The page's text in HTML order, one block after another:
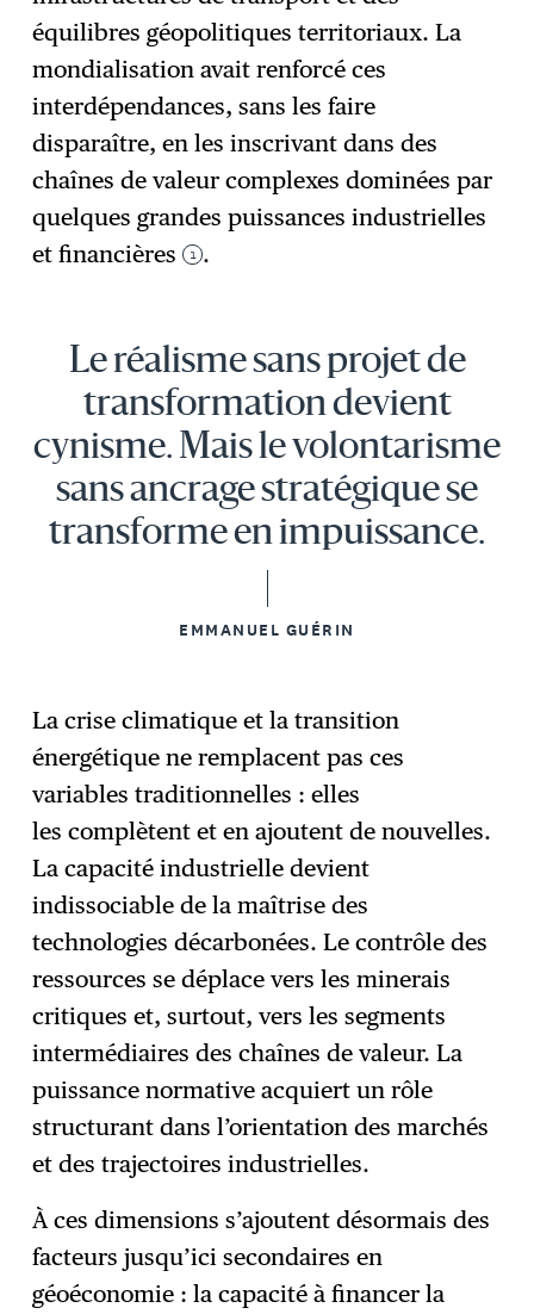
équilibres géopolitiques territoriaux. La
mondialisation avait renforcé ces
interdépendances, sans les faire
disparaître, en les inscrivant dans des
chaînes de valeur complexes dominées par
quelques grandes puissances industrielles
et financières 1 .
Le réalisme sans projet de
transformation devient
cynisme. Mais le volontarisme
sans ancrage stratégique se
transforme en impuissance.
EMMANUEL GUÉRIN
La crise climatique et la transition
énergétique ne remplacent pas ces
variables traditionnelles : elles
les complètent et en ajoutent de nouvelles.
La capacité industrielle devient
indissociable de la maîtrise des
technologies décarbonées. Le contrôle des
ressources se déplace vers les minerais
critiques et, surtout, vers les segments
intermédiaires des chaînes de valeur. La
puissance normative acquiert un rôle
structurant dans l’orientation des marchés
et des trajectoires industrielles.
À ces dimensions s’ajoutent désormais des
facteurs jusqu’ici secondaires en
géoéconomie : la capacité à financer la